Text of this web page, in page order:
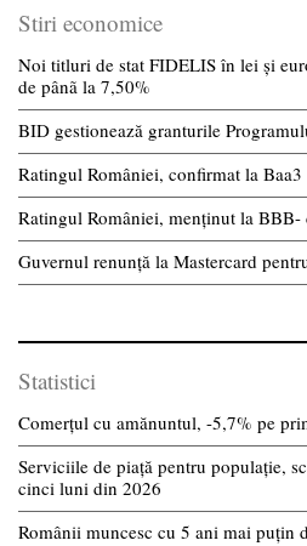
Stiri economice
Noi titluri de stat FIDELIS în lei și
de pânã la 7,50%
BID gestionează granturile
Ratingul României, confirmat la Baa3
Ratingul României, menținut la BBB-
Guvernul renunță la Mastercard
Statistici
Comerțul cu amănuntul, -5,7% pe
Serviciile de piață pentru populație,
cinci luni din 2026
Românii muncesc cu 5 ani mai puțin